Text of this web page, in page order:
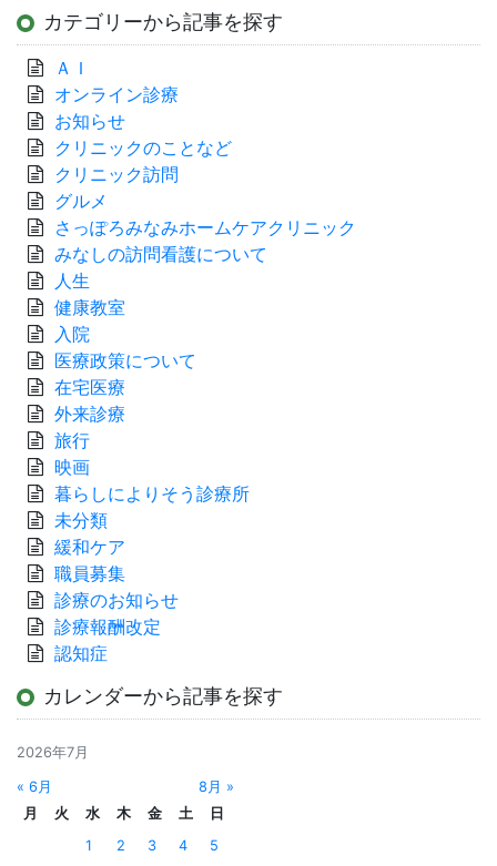
カテゴリーから記事を探す
ＡＩ
オンライン診療
お知らせ
クリニックのことなど
クリニック訪問
グルメ
さっぽろみなみホームケアクリニック
みなしの訪問看護について
人生
健康教室
入院
医療政策について
在宅医療
外来診療
旅行
映画
暮らしによりそう診療所
未分類
緩和ケア
職員募集
診療のお知らせ
診療報酬改定
認知症
カレンダーから記事を探す
2026年7月
« 6月
8月 »
月
火 水 木 金 土
日
1
2 3 4
5